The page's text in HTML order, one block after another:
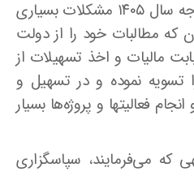
صورت تدوین در قانون بودجه سال ۱۴۰۵ مشکلات بسیاری
که مطالبات خود را از دولت
مالیات و اخذ تسهیلات از
تسویه نموده و در تسهیل و
فعالیتها و پروژه‌ها بسیار
که می‌فرمایند، سپاسگزاری